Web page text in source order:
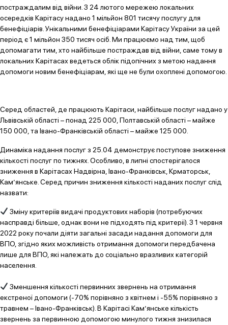
постраждалим від війни. З 24 лютого мережею локальних
осередків Карітасу надано 1 мільйон 801 тисячу послугу для
бенефіціарів. Унікальними бенефіціарами Карітасу України за цей
період є 1 мільйон 350 тисяч осіб. Ми працюємо над тим, щоб
допомагати тим, хто найбільше постраждав від війни, саме тому в
локальних Карітасах ведеться облік підопічних з метою надання
допомоги новим бенефіціарам, які ще не були охоплені допомогою.
Серед областей, де працюють Карітаси, найбільше послуг надано у
Львівській області – понад 225 000, Полтавській області – майже
150 000, та Івано-Франківській області – майже 125 000.
Динаміка надання послуг з 25.04 демонструє поступове зниження
кількості послуг по тижнях. Особливо, в липні спостерігалося
зниження в Карітасах Надвірна, Івано-Франківськ, Крматорськ,
Кам’янське. Серед причин зниження кількості наданих послуг слід
назвати:
Зміну критеріїв видачі продуктових наборів (потребуючих
насправді більше, однак вони не підходять під критерії). З 1 червня
2022 року почали діяти загальні засади надання допомоги для
ВПО, згідно яких можливість отримання допомоги передбачена
лише для ВПО, які належать до соціально вразливих категорій
населення.
Зменшення кількості первинних звернень на отримання
екстреної допомоги (-70% порівняно з квітнем і -55% порівняно з
травнем – Івано-Франківськ). В Карітасі Кам’янське кількість
звернень за первинною допомогою минулого тижня знизилася